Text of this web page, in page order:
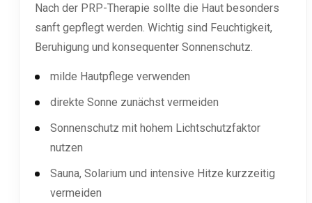
Nach der PRP-Therapie sollte die Haut besonders
sanft gepflegt werden. Wichtig sind Feuchtigkeit,
Beruhigung und konsequenter Sonnenschutz.
milde Hautpflege verwenden
direkte Sonne zunächst vermeiden
Sonnenschutz mit hohem Lichtschutzfaktor
nutzen
Sauna, Solarium und intensive Hitze kurzzeitig
vermeiden